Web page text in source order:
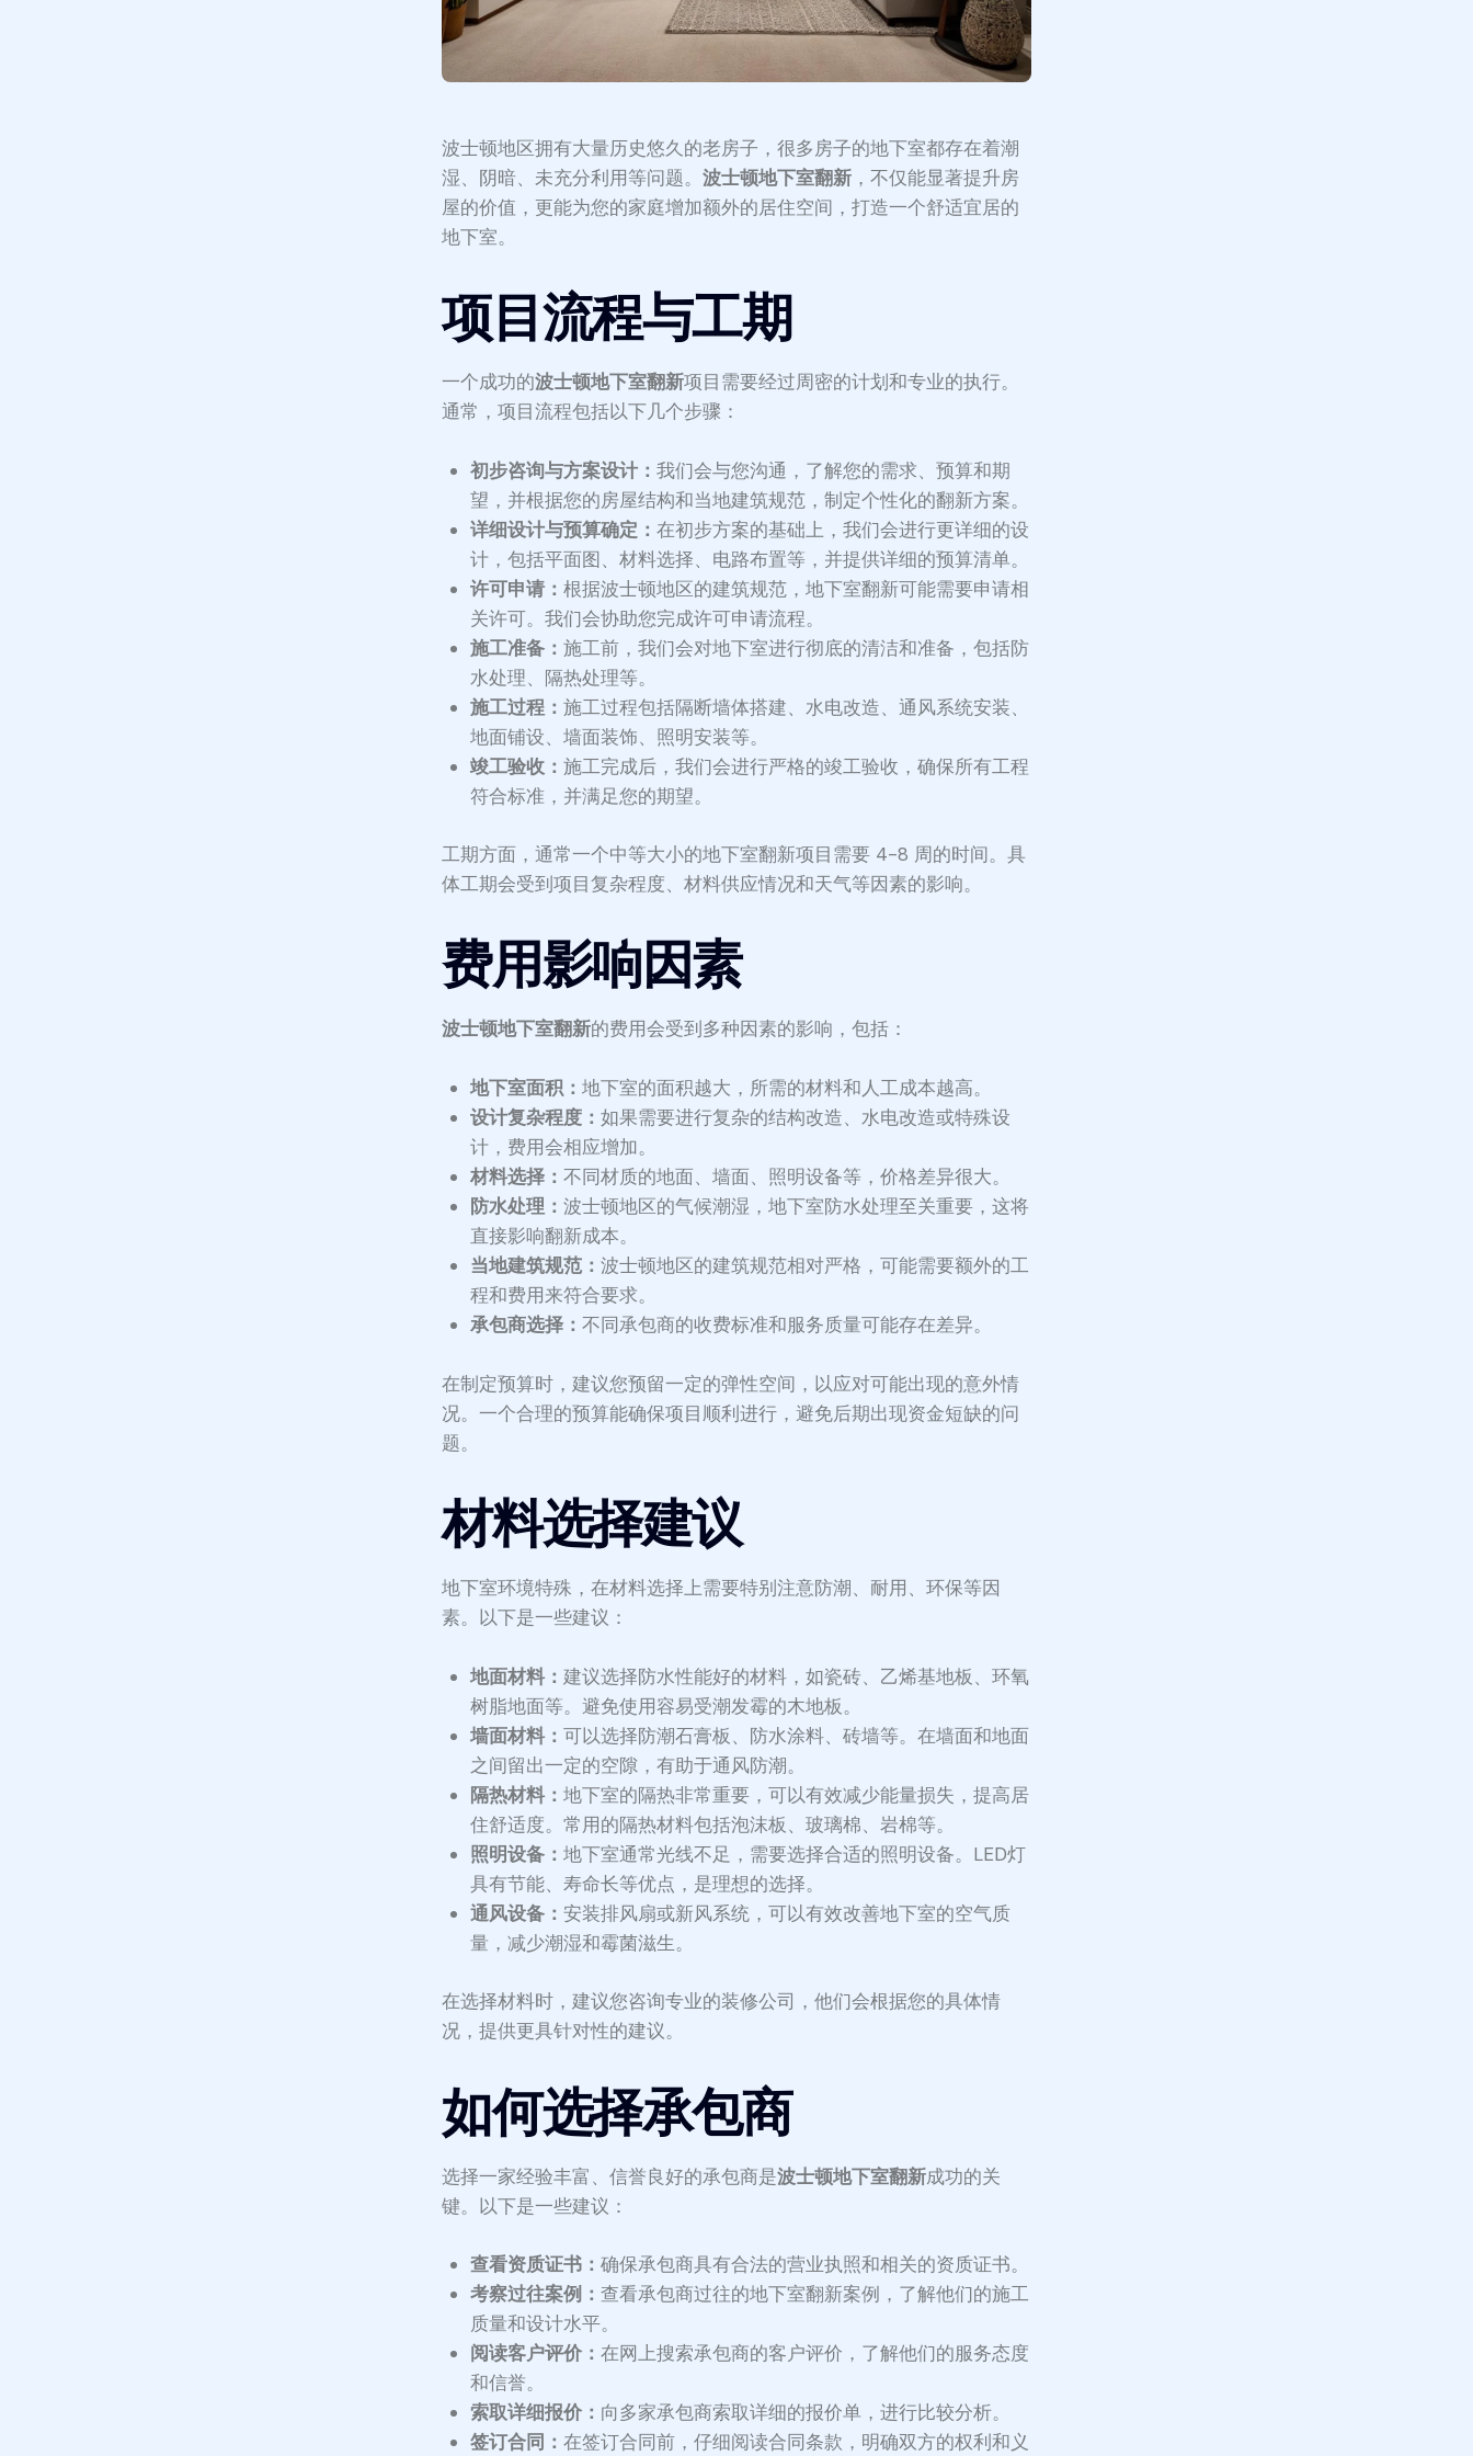
波士顿地区拥有大量历史悠久的老房子，很多房子的地下室都存在着潮
湿、阴暗、未充分利用等问题。波士顿地下室翻新 ，不仅能显著提升房
屋的价值，更能为您的家庭增加额外的居住空间，打造一个舒适宜居的
地下室。
项目流程与工期
一个成功的波士顿地下室翻新项目需要经过周密的计划和专业的执行。
通常，项目流程包括以下几个步骤：
初步咨询与方案设计： 我们会与您沟通，了解您的需求、预算和期
望，并根据您的房屋结构和当地建筑规范，制定个性化的翻新方案。
详细设计与预算确定： 在初步方案的基础上，我们会进行更详细的设
计，包括平面图、材料选择、电路布置等，并提供详细的预算清单。
许可申请： 根据波士顿地区的建筑规范，地下室翻新可能需要申请相
关许可。我们会协助您完成许可申请流程。
施工准备： 施工前，我们会对地下室进行彻底的清洁和准备，包括防
水处理、隔热处理等。
施工过程： 施工过程包括隔断墙体搭建、水电改造、通风系统安装、
地面铺设、墙面装饰、照明安装等。
竣工验收： 施工完成后，我们会进行严格的竣工验收，确保所有工程
符合标准，并满足您的期望。
工期方面，通常一个中等大小的地下室翻新项目需要 4-8 周的时间。具
体工期会受到项目复杂程度、材料供应情况和天气等因素的影响。
费用影响因素
波士顿地下室翻新的费用会受到多种因素的影响，包括：
地下室面积： 地下室的面积越大，所需的材料和人工成本越高。
设计复杂程度： 如果需要进行复杂的结构改造、水电改造或特殊设
计，费用会相应增加。
材料选择： 不同材质的地面、墙面、照明设备等，价格差异很大。
防水处理： 波士顿地区的气候潮湿，地下室防水处理至关重要，这将
直接影响翻新成本。
当地建筑规范： 波士顿地区的建筑规范相对严格，可能需要额外的工
程和费用来符合要求。
承包商选择： 不同承包商的收费标准和服务质量可能存在差异。
在制定预算时，建议您预留一定的弹性空间，以应对可能出现的意外情
况。一个合理的预算能确保项目顺利进行，避免后期出现资金短缺的问
题。
材料选择建议
地下室环境特殊，在材料选择上需要特别注意防潮、耐用、环保等因
素。以下是一些建议：
地面材料： 建议选择防水性能好的材料，如瓷砖、乙烯基地板、环氧
树脂地面等。避免使用容易受潮发霉的木地板。
墙面材料： 可以选择防潮石膏板、防水涂料、砖墙等。在墙面和地面
之间留出一定的空隙，有助于通风防潮。
隔热材料： 地下室的隔热非常重要，可以有效减少能量损失，提高居
住舒适度。常用的隔热材料包括泡沫板、玻璃棉、岩棉等。
照明设备： 地下室通常光线不足，需要选择合适的照明设备。LED灯
具有节能、寿命长等优点，是理想的选择。
通风设备： 安装排风扇或新风系统，可以有效改善地下室的空气质
量，减少潮湿和霉菌滋生。
在选择材料时，建议您咨询专业的装修公司，他们会根据您的具体情
况，提供更具针对性的建议。
如何选择承包商
选择一家经验丰富、信誉良好的承包商是波士顿地下室翻新成功的关
键。以下是一些建议：
查看资质证书： 确保承包商具有合法的营业执照和相关的资质证书。
考察过往案例： 查看承包商过往的地下室翻新案例，了解他们的施工
质量和设计水平。
阅读客户评价： 在网上搜索承包商的客户评价，了解他们的服务态度
和信誉。
索取详细报价： 向多家承包商索取详细的报价单，进行比较分析。
签订合同： 在签订合同前，仔细阅读合同条款，明确双方的权利和义